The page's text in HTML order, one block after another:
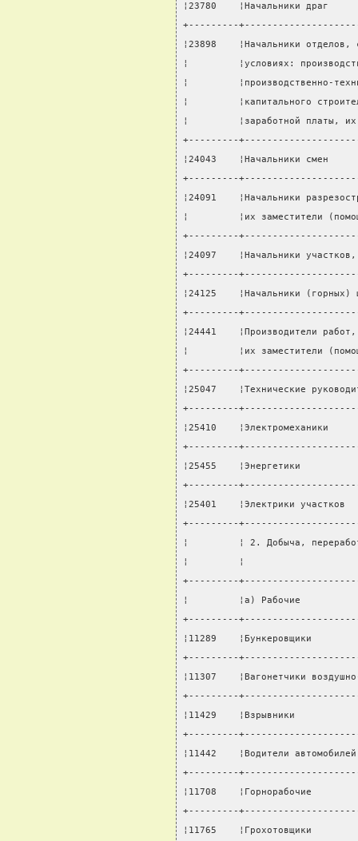
¦23780    ¦Начальники
+---------
¦23898    ¦Начальники
¦         ¦условиях:
¦         ¦производственно-
¦         ¦капитального
¦         ¦заработной
+---------
¦24043    ¦Начальники
+---------
¦24091    ¦Начальники
¦         ¦их заместители
+---------
¦24097    ¦Начальники
+---------
¦24125    ¦Начальники
+---------
¦24441    ¦Производители
¦         ¦их заместители
+---------
¦25047    ¦Технические
+---------
¦25410
+---------
¦25455    ¦Энергетики
+---------
¦25401    ¦Электрики
+---------
¦         ¦ 2. Добыча,
¦         ¦
+---------
¦         ¦а) Рабочие
+---------
¦11289
+---------
¦11307    ¦Вагонетчики
+---------
¦11429    ¦Взрывники
+---------
¦11442    ¦Водители
+---------
¦11708
+---------
¦11765